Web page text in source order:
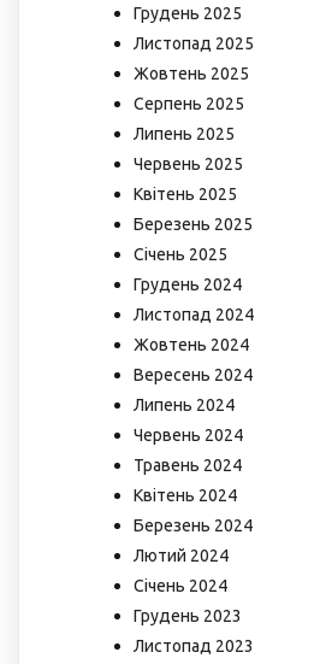
Грудень 2025
Листопад 2025
Жовтень 2025
Серпень 2025
Липень 2025
Червень 2025
Квітень 2025
Березень 2025
Січень 2025
Грудень 2024
Листопад 2024
Жовтень 2024
Вересень 2024
Липень 2024
Червень 2024
Травень 2024
Квітень 2024
Березень 2024
Лютий 2024
Січень 2024
Грудень 2023
Листопад 2023